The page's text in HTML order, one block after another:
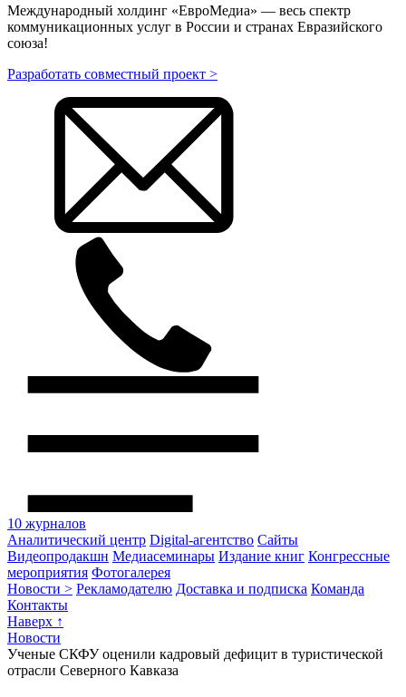
Международный холдинг «ЕвроМедиа» — весь спектр
коммуникационных услуг в России и странах Евразийского
союза!
Разработать совместный проект >
10 журналов
Аналитический центр Digital-агентство Сайты
Видеопродакшн Медиасеминары Издание книг Конгрессные
мероприятия Фотогалерея
Новости > Рекламодателю Доставка и подписка Команда
Контакты
Наверх ↑
Новости
Ученые СКФУ оценили кадровый дефицит в туристической
отрасли Северного Кавказа